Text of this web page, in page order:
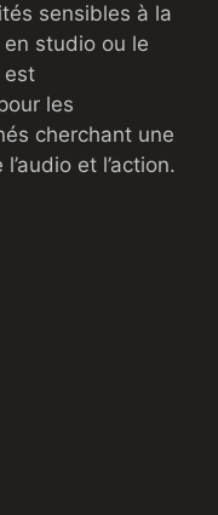
sensibles à la
studio ou le
est
les
cherchant une
et l’action.